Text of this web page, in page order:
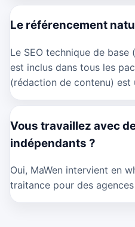
Le référencement
Le SEO technique de base
est inclus dans tous les
(rédaction de contenu) est
Vous travaillez avec
indépendants ?
Oui, MaWen intervient en
traitance pour des